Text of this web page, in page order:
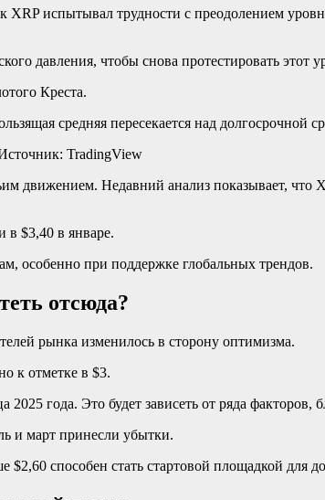
испытывал трудности с преодолением
давления, чтобы снова протестировать этот
Креста.
средняя пересекается над долгосрочной
TradingView
движением. Недавний анализ показывает, что
в $3,40 в январе.
особенно при поддержке глобальных трендов.
отсюда?
рынка изменилось в сторону оптимизма.
к отметке в $3.
года. Это будет зависеть от ряда факторов,
и март принесли убытки.
способен стать стартовой площадкой для